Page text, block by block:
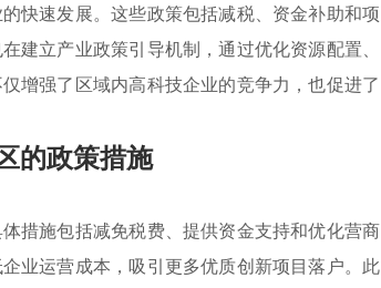
快速发展。这些政策包括减税、资金补助和项
建立产业政策引导机制，通过优化资源配置、
增强了区域内高科技企业的竞争力，也促进了
的政策措施
措施包括减免税费、提供资金支持和优化营商
业运营成本，吸引更多优质创新项目落户。此